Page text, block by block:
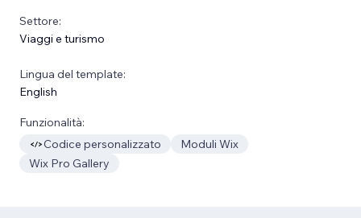
Settore:
Viaggi e turismo
Lingua del template:
English
Funzionalità:
Codice personalizzato
Moduli Wix
Wix Pro Gallery